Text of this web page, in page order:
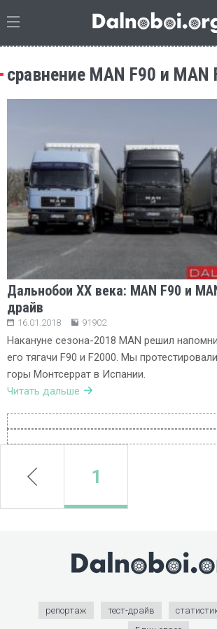
сравнение MAN F90 и MAN
Дальнобои ХХ века: MAN F90 и
драйв
16.01.2018 91902
Накануне сезона-2018 MAN решил
его тягачи F90 и F2000. Мы
горы Монтсеррат в Испании.
Читать дальше
prev 1
репортаж тест-драйв